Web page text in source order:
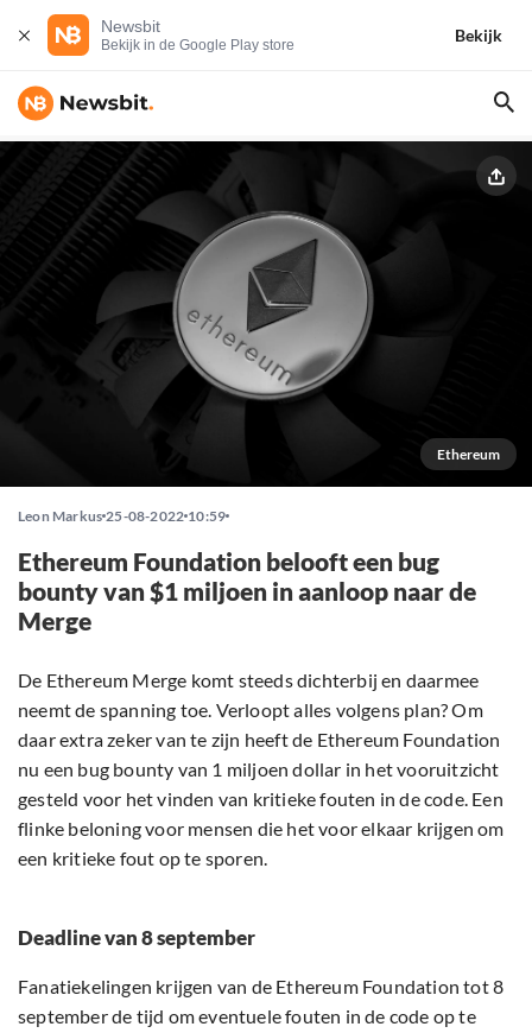
Newsbit
Bekijk in de Google Play store
Bekijk
Ethereum
Leon Markus 25-08-2022 10:59
Ethereum Foundation belooft een bug
bounty van $1 miljoen in aanloop naar de
Merge
De Ethereum Merge komt steeds dichterbij en daarmee
neemt de spanning toe. Verloopt alles volgens plan? Om
daar extra zeker van te zijn heeft de Ethereum Foundation
nu een bug bounty van 1 miljoen dollar in het vooruitzicht
gesteld voor het vinden van kritieke fouten in de code. Een
flinke beloning voor mensen die het voor elkaar krijgen om
een kritieke fout op te sporen.
Deadline van 8 september
Fanatiekelingen krijgen van de Ethereum Foundation tot 8
september de tijd om eventuele fouten in de code op te